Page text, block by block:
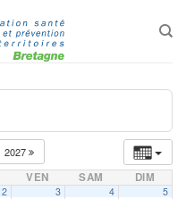
2027
VEN SAM DIM
2 3 4 5